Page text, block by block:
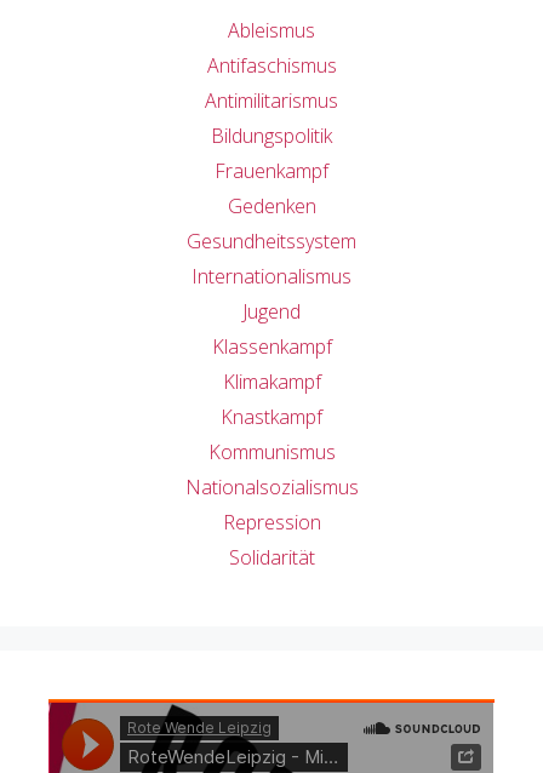
Ableismus
Antifaschismus
Antimilitarismus
Bildungspolitik
Frauenkampf
Gedenken
Gesundheitssystem
Internationalismus
Jugend
Klassenkampf
Klimakampf
Knastkampf
Kommunismus
Nationalsozialismus
Repression
Solidarität